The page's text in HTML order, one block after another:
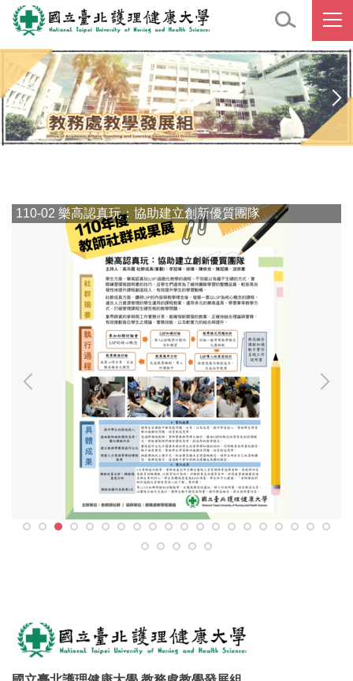
跳
到
主
內
容
區
110-02 樂高認真玩：協助建立創新優質團隊